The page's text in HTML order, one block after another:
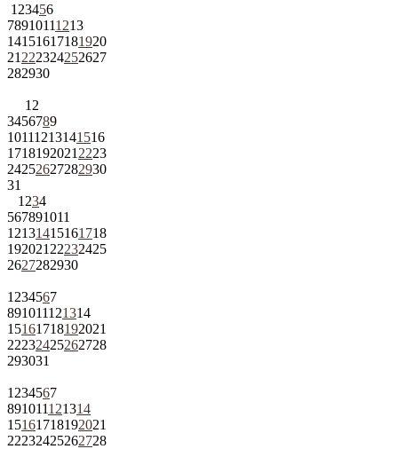
1 23456
78910111213
14151617181920
21 222324252627
282930
1 2
3456789
10111213141516
1718192021 2223
24252627282930
31
1 234
567891011
12131415161718
192021 22232425
2627282930
1 234567
891011121314
15161718192021
22232425262728
293031
1 234567
891011121314
15161718192021
22232425262728